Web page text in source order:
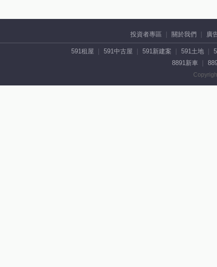
投資者專區 關於我們 廣
591租屋 591中古屋 591新建案 591土地
8891新車